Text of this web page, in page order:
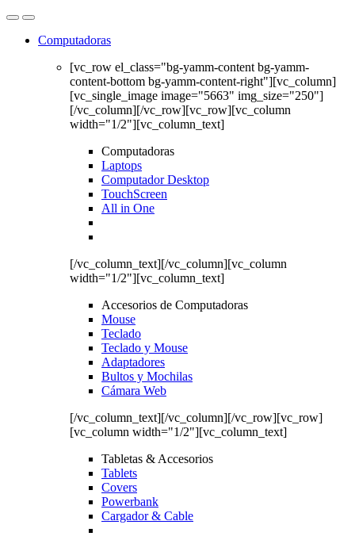
Computadoras
[vc_row el_class="bg-yamm-content bg-yamm-
content-bottom bg-yamm-content-right"][vc_column]
[vc_single_image image="5663" img_size="250"]
[/vc_column][/vc_row][vc_row][vc_column
width="1/2"][vc_column_text]
Computadoras
Laptops
Computador Desktop
TouchScreen
All in One
[/vc_column_text][/vc_column][vc_column
width="1/2"][vc_column_text]
Accesorios de Computadoras
Mouse
Teclado
Teclado y Mouse
Adaptadores
Bultos y Mochilas
Cámara Web
[/vc_column_text][/vc_column][/vc_row][vc_row]
[vc_column width="1/2"][vc_column_text]
Tabletas & Accesorios
Tablets
Covers
Powerbank
Cargador & Cable